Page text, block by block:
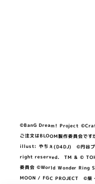
©BanG Dream! Project
ご注文はBLOOM製作委員
illust: やちぇ(D4DJ) ©円谷プロ
right reserved. TM & © TOHO
委員会 ©World Wonder Ring
MOON / FGC PROJECT ©柴